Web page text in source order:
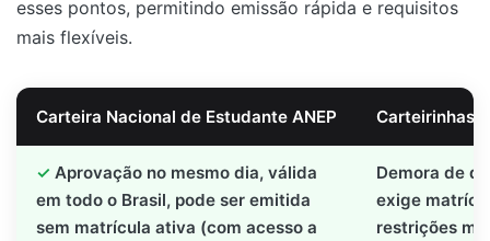
esses pontos, permitindo emissão rápida e requisitos
mais flexíveis.
Carteira Nacional de Estudante ANEP Carteirinhas
Aprovação no mesmo dia, válida
em todo o Brasil, pode ser emitida
sem matrícula ativa (com acesso a
Demora de
exige
restrições